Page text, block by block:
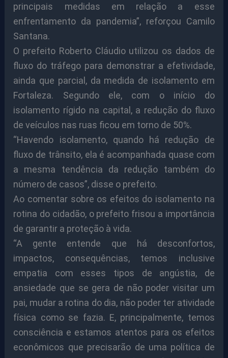
principais medidas em relação a esse
enfrentamento da pandemia”, reforçou Camilo
Santana.
O prefeito Roberto Cláudio utilizou os dados de
fluxo do tráfego para demonstrar a efetividade,
ainda que parcial, da medida de isolamento em
Fortaleza. Segundo ele, com o início do
isolamento rígido na capital, a redução do fluxo
de veículos nas ruas ficou em torno de 50%.
“Havendo isolamento, quando há redução de
fluxo de trânsito, ela é acompanhada quase com
a mesma tendência da redução também do
número de casos”, disse o prefeito.
Ao comentar sobre os efeitos do isolamento na
rotina do cidadão, o prefeito frisou a importância
de garantir a proteção à vida.
“A gente entende que há desconfortos,
impactos, consequências, temos inclusive
empatia com esses tipos de angústia, de
ansiedade que se gera de não poder visitar um
pai, mudar a rotina do dia, não poder ter atividade
física como se fazia. E, principalmente, temos
consciência e estamos atentos para os efeitos
econômicos que precisarão de uma política de